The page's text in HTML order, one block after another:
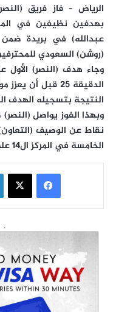
الرياض – فاز فريق
بهدفين نظيفين في
عبدالله) في بريدة
(روشن) السعودي
وجاء هدف (النصر)
الدقيقة 25 قبل
النتيجة بتسجيله الهدف
نقاط عن الوصيف
الخامسة في المركز ال14 على قائمة الدوري. (كونا)
فيسبوك‫X